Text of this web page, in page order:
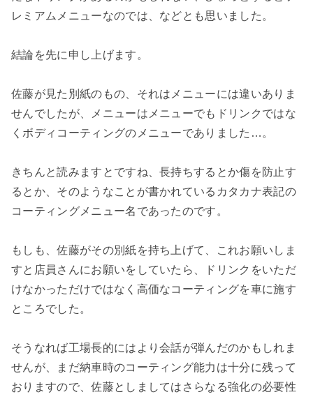
レミアムメニューなのでは、などとも思いました。
結論を先に申し上げます。
佐藤が見た別紙のもの、それはメニューには違いありま
せんでしたが、メニューはメニューでもドリンクではな
くボディコーティングのメニューでありました…。
きちんと読みますとですね、長持ちするとか傷を防止す
るとか、そのようなことが書かれているカタカナ表記の
コーティングメニュー名であったのです。
もしも、佐藤がその別紙を持ち上げて、これお願いしま
すと店員さんにお願いをしていたら、ドリンクをいただ
けなかっただけではなく高価なコーティングを車に施す
ところでした。
そうなれば工場長的にはより会話が弾んだのかもしれま
せんが、まだ納車時のコーティング能力は十分に残って
おりますので、佐藤としましてはさらなる強化の必要性